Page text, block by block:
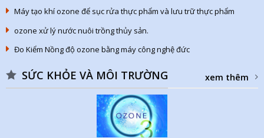
Máy tạo khí ozone để sục rửa thực phẩm và lưu trữ thực phẩm
ozone xử lý nước nuôi trồng thủy sản.
Đo Kiểm Nồng độ ozone bằng máy công nghệ đức
SỨC KHỎE VÀ MÔI TRƯỜNG xem thêm